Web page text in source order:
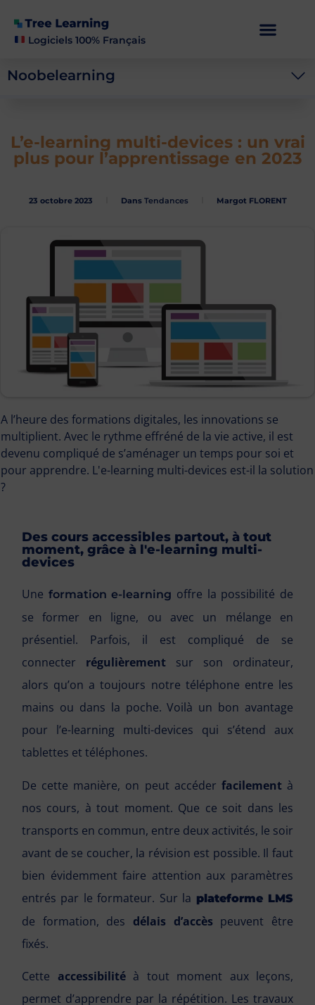
Logiciels 100% Français
Noobelearning
L’e-learning multi-devices : un vrai
plus pour l’apprentissage en 2023
23 octobre 2023 Dans Tendances Margot FLORENT
A l’heure des formations digitales, les innovations se
multiplient. Avec le rythme effréné de la vie active, il est
devenu compliqué de s’aménager un temps pour soi et
pour apprendre. L'e-learning multi-devices est-il la solution
?
Des cours accessibles partout, à tout
moment, grâce à l'e-learning multi-
devices
Une formation e-learning offre la possibilité de
se former en ligne, ou avec un mélange en
présentiel. Parfois, il est compliqué de se
connecter régulièrement sur son ordinateur,
alors qu’on a toujours notre téléphone entre les
mains ou dans la poche. Voilà un bon avantage
pour l’e-learning multi-devices qui s’étend aux
tablettes et téléphones.
De cette manière, on peut accéder facilementà
nos cours, à tout moment. Que ce soit dans les
transports en commun, entre deux activités, le soir
avant de se coucher, la révision est possible. Il faut
bien évidemment faire attention aux paramètres
entrés par le formateur. Sur la plateforme LMS
de formation, des délais d’accès peuvent être
fixés.
Cette accessibilitéà tout moment aux leçons,
permet d’apprendre par la répétition. Les travaux